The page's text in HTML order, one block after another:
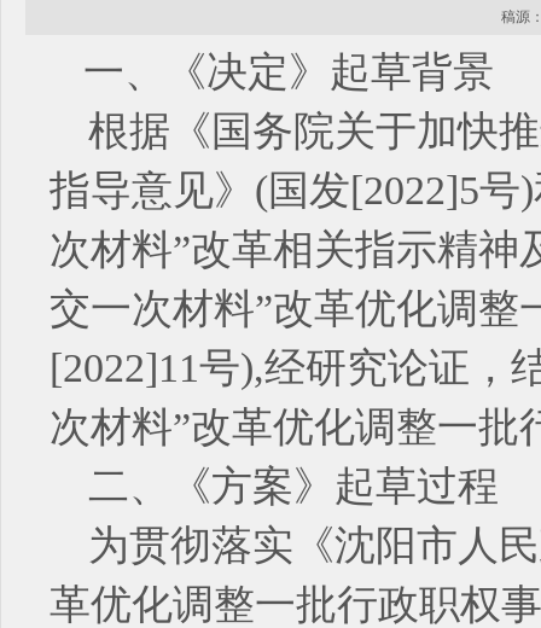
稿源
一、《决定》起草背景
根据《国务院关于加快
指导意见》(国发[2022]5
次材料”改革相关指示精神
交一次材料”改革优化调
[2022]11号),经研究论证，
次材料”改革优化调整一批
二、《方案》起草过程
为贯彻落实《沈阳市人
革优化调整一批行政职权